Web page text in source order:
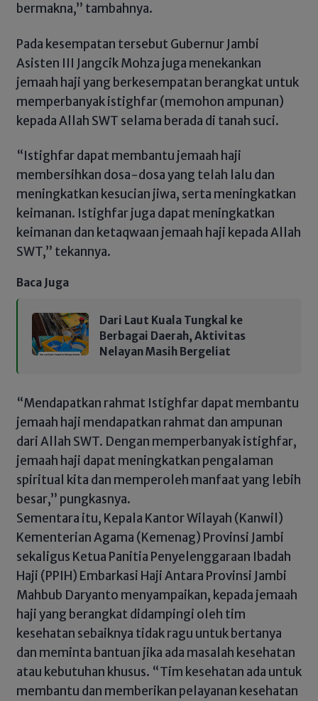
bermakna,” tambahnya.
Pada kesempatan tersebut Gubernur Jambi
Asisten III Jangcik Mohza juga menekankan
jemaah haji yang berkesempatan berangkat untuk
memperbanyak istighfar (memohon ampunan)
kepada Allah SWT selama berada di tanah suci.
“Istighfar dapat membantu jemaah haji
membersihkan dosa-dosa yang telah lalu dan
meningkatkan kesucian jiwa, serta meningkatkan
keimanan. Istighfar juga dapat meningkatkan
keimanan dan ketaqwaan jemaah haji kepada Allah
SWT,” tekannya.
Baca Juga
Dari Laut Kuala Tungkal ke
Berbagai Daerah, Aktivitas
Nelayan Masih Bergeliat
“Mendapatkan rahmat Istighfar dapat membantu
jemaah haji mendapatkan rahmat dan ampunan
dari Allah SWT. Dengan memperbanyak istighfar,
jemaah haji dapat meningkatkan pengalaman
spiritual kita dan memperoleh manfaat yang lebih
besar,” pungkasnya.
Sementara itu, Kepala Kantor Wilayah (Kanwil)
Kementerian Agama (Kemenag) Provinsi Jambi
sekaligus Ketua Panitia Penyelenggaraan Ibadah
Haji (PPIH) Embarkasi Haji Antara Provinsi Jambi
Mahbub Daryanto menyampaikan, kepada jemaah
haji yang berangkat didampingi oleh tim
kesehatan sebaiknya tidak ragu untuk bertanya
dan meminta bantuan jika ada masalah kesehatan
atau kebutuhan khusus. “Tim kesehatan ada untuk
membantu dan memberikan pelayanan kesehatan